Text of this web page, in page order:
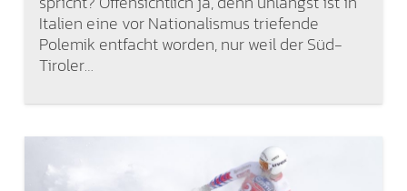
Italien eine vor Nationalismus triefende
Polemik entfacht worden, nur weil der Süd-
Tiroler…